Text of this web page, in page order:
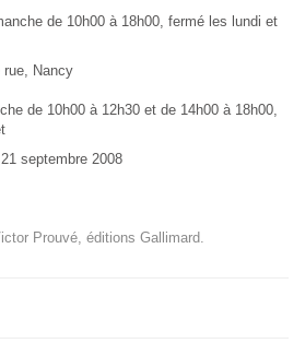
de 10h00 à 18h00, fermé les lundi et
rue, Nancy
de 10h00 à 12h30 et de 14h00 à 18h00,
septembre 2008
Prouvé, éditions Gallimard.